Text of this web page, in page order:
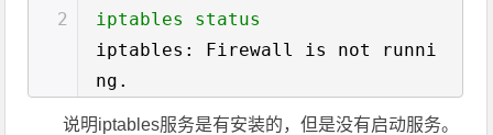
2
iptables status
iptables: Firewall is not runni
ng.
说明iptables服务是有安装的，但是没有启动服务。